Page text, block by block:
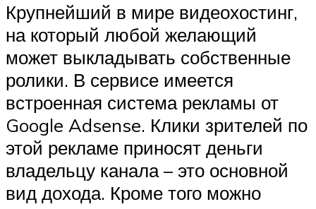
Крупнейший в мире видеохостинг,
на который любой желающий
может выкладывать собственные
ролики. В сервисе имеется
встроенная система рекламы от
Google Adsense. Клики зрителей по
этой рекламе приносят деньги
владельцу канала – это основной
вид дохода. Кроме того можно